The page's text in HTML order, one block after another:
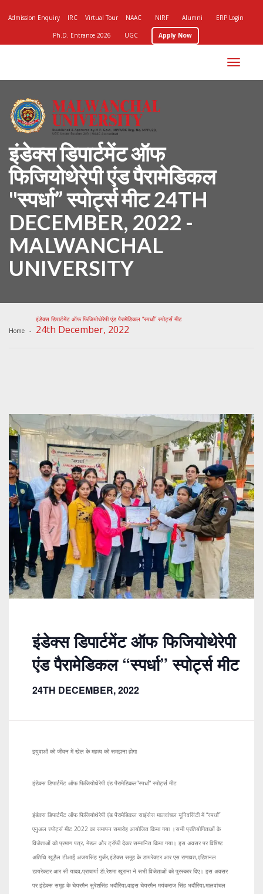
Admission Enquiry IRC Virtual Tour NAAC NIRF Alumni ERP Login
Ph.D. Entrance 2026 UGC Apply Now
Toggle
इंडेक्स डिपार्टमेंट ऑफ
फिजियोथेरेपी एंड पैरामेडिकल
"स्पर्धा” स्पोर्ट्स मीट 24TH
DECEMBER, 2022 -
MALWANCHAL
UNIVERSITY
Home
इंडेक्स डिपार्टमेंट ऑफ फिजियोथेरेपी एंड पैरामेडिकल “स्पर्धा” स्पोर्ट्स मीट
24th December, 2022
इंडेक्स डिपार्टमेंट ऑफ फिजियोथेरेपी
एंड पैरामेडिकल “स्पर्धा” स्पोर्ट्स मीट
24TH DECEMBER, 2022
इयुवाओं को जीवन में खेल के महत्व को समझना होगा
इंडेक्स डिपार्टमेंट ऑफ फिजियोथेरेपी एंड पैरामेडिकल”स्पर्धा” स्पोर्ट्स मीट
इंडेक्स डिपार्टमेंट ऑफ फिजियोथेरेपी एंड पैरामेडिकल साइंसेस मालवांचल यूनिवर्सिटी में “स्पर्धा”
एनुअल स्पोर्ट्स मीट 2022 का समापन समारोह आयोजित किया गया ।सभी प्रतियोगिताओं के
विजेताओं को प्रमाण पत्र, मेडल और ट्रॉफी देकर सम्मानित किया गया। इस अवसर पर विशिष्ट
अतिथि खुड़ैल टीआई अजयसिंह गुर्जर,इंडेक्स समूह के डायरेक्टर आर एस राणावत,एडिशनल
डायरेक्टर आर सी यादव,प्राचार्या डॅा.रेशमा खुराना ने सभी विजेताओं को पुरस्कार दिए। इस अवसर
पर इंडेक्स समूह के चेयरमैन सुरेशसिंह भदौरिया,वाइस चेयरमैन मयंकराज सिंह भदौरिया,मालवांचल